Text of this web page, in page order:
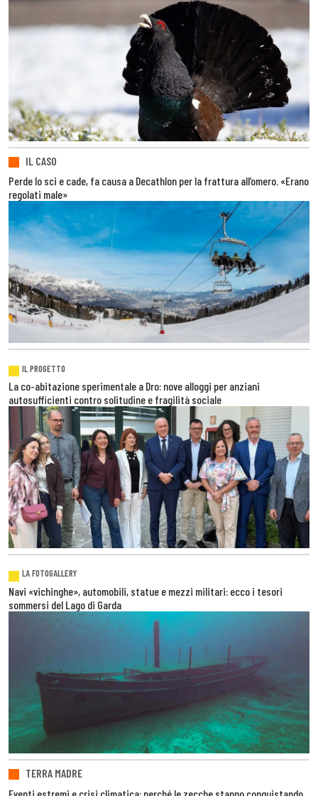
IL CASO
Perde lo sci e cade, fa causa a Decathlon per la frattura all’omero. «Erano
regolati male»
IL PROGETTO
La co-abitazione sperimentale a Dro: nove alloggi per anziani
autosufficienti contro solitudine e fragilità sociale
LA FOTOGALLERY
Navi «vichinghe», automobili, statue e mezzi militari: ecco i tesori
sommersi del Lago di Garda
TERRA MADRE